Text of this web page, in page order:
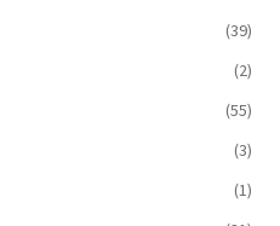
(39)
(2)
(55)
(3)
(1)